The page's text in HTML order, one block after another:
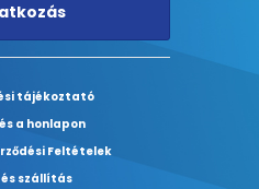
tájékoztató
a honlapon
Feltételek
és szállítás